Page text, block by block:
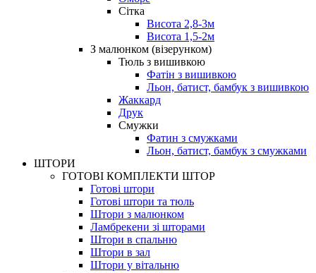
Сітка
Висота 2,8-3м
Висота 1,5-2м
З малюнком (візерунком)
Тюль з вишивкою
Фатін з вишивкою
Льон, батист, бамбук з вишивкою
Жаккард
Друк
Смужки
Фатин з смужками
Льон, батист, бамбук з смужками
ШТОРИ
ГОТОВІ КОМПЛЕКТИ ШТОР
Готові штори
Готові штори та тюль
Штори з малюнком
Ламбрекени зі шторами
Штори в спальню
Штори в зал
Штори у вітальню